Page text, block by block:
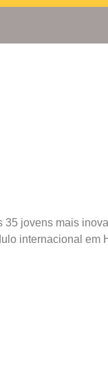
jovens mais
internacional em